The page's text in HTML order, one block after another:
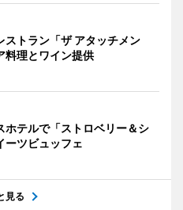
ストラン「ザ アタッチメン
理とワイン提供
ホテルで「ストロベリー＆シ
ーツビュッフェ
見る